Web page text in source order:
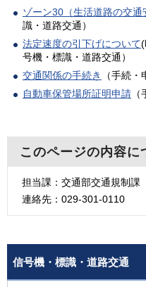
ゾーン30（生活道路の交通
識・道路交通）
法定速度の引下げについて
号機・標識・道路交通）
交通関係の手続き
（手続・
自動車保管場所証明申請
このページの内容
担当課：交通部交通規制課
連絡先：029-301-0110
信号機・標識・道路交通